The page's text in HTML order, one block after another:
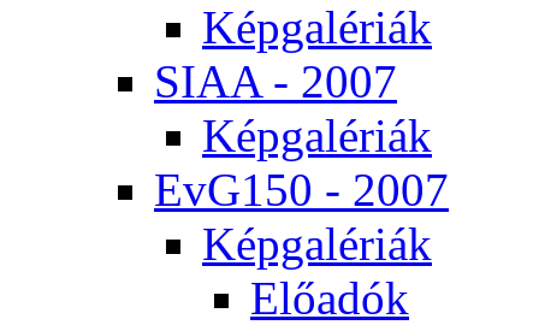
Kép­ga­lé­ri­ák
SI­AA - 2007
Kép­ga­lé­ri­ák
EvG150 - 2007
Kép­ga­lé­ri­ák
Elő­adók